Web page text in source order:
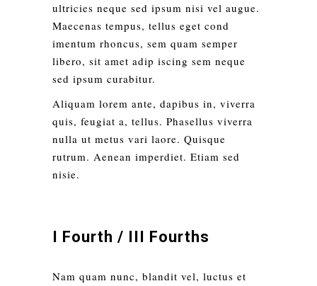
ultricies neque sed ipsum nisi vel augue.
Maecenas tempus, tellus eget cond
imentum rhoncus, sem quam semper
libero, sit amet adip iscing sem neque
sed ipsum curabitur.
Aliquam lorem ante, dapibus in, viverra
quis, feugiat a, tellus. Phasellus viverra
nulla ut metus vari laore. Quisque
rutrum. Aenean imperdiet. Etiam sed
nisie.
I Fourth / III Fourths
Nam quam nunc, blandit vel, luctus et